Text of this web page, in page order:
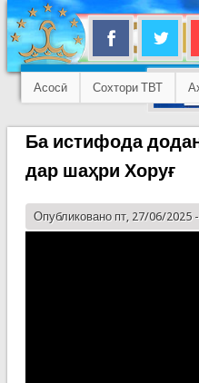
Асосӣ Сохтори ТВТ
Ба истифода
дар шаҳри Хоруғ
Опубликовано пт, 27/06/2025